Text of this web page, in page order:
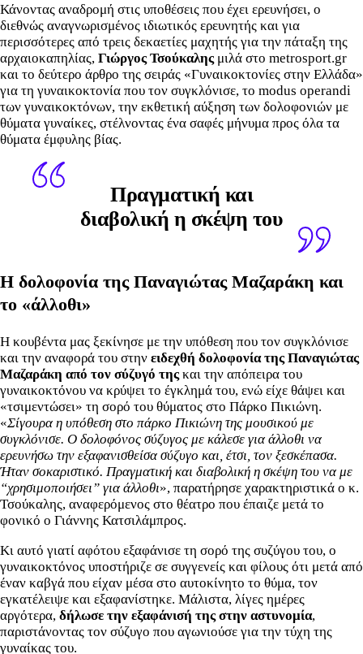
Κάνοντας αναδρομή στις υποθέσεις που έχει ερευνήσει, ο
διεθνώς αναγνωρισμένος ιδιωτικός ερευνητής και για
περισσότερες από τρεις δεκαετίες μαχητής για την πάταξη της
αρχαιοκαπηλίας, Γιώργος Τσούκαληςμιλά στo metrosport.gr
και το δεύτερο άρθρο της σειράς «Γυναικοκτονίες στην Ελλάδα»
για τη γυναικοκτονία που τον συγκλόνισε, το modus operandi
των γυναικοκτόνων, την εκθετική αύξηση των δολοφονιών με
θύματα γυναίκες, στέλνοντας ένα σαφές μήνυμα προς όλα τα
θύματα έμφυλης βίας.
Πραγματική και
διαβολική η σκέψη του
Η δολοφονία της Παναγιώτας Μαζαράκη και
το «άλλοθι»
Η κουβέντα μας ξεκίνησε με την υπόθεση που τον συγκλόνισε
και την αναφορά του στην ειδεχθή δολοφονία της Παναγιώτας
Μαζαράκη από τον σύζυγό τηςκαι την απόπειρα του
γυναικοκτόνου να κρύψει το έγκλημά του, ενώ είχε θάψει και
«τσιμεντώσει» τη σορό του θύματος στο Πάρκο Πικιώνη.
«Σίγουρα η υπόθεση στο πάρκο Πικιώνη της μουσικού με
συγκλόνισε. Ο δολοφόνος σύζυγος με κάλεσε για άλλοθι να
ερευνήσω την εξαφανισθείσα σύζυγο και, έτσι, τον ξεσκέπασα.
Ήταν σοκαριστικό. Πραγματική και διαβολική η σκέψη του να με
“χρησιμοποιήσει” για άλλοθι», παρατήρησε χαρακτηριστικά ο κ.
Τσούκαλης, αναφερόμενος στο θέατρο που έπαιζε μετά το
φονικό ο Γιάννης Κατσιλάμπρος.
Κι αυτό γιατί αφότου εξαφάνισε τη σορό της συζύγου του, ο
γυναικοκτόνος υποστήριζε σε συγγενείς και φίλους ότι μετά από
έναν καβγά που είχαν μέσα στο αυτοκίνητο το θύμα, τον
εγκατέλειψε και εξαφανίστηκε. Μάλιστα, λίγες ημέρες
αργότερα, δήλωσε την εξαφάνισή της στην αστυνομία,
παριστάνοντας τον σύζυγο που αγωνιούσε για την τύχη της
γυναίκας του.